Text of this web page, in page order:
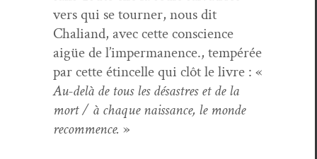
vers qui se tourn­er, nous dit
Chaliand, avec cette con­science
aigüe de l’impermanence., tem­pérée
par cette étin­celle qui clôt le livre : «
Au-delà de tous les désas­tres et de la
mort / à chaque nais­sance, le monde
recom­mence. »